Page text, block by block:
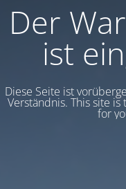
Der
ist
Diese Seite ist
Verständnis. This site
for